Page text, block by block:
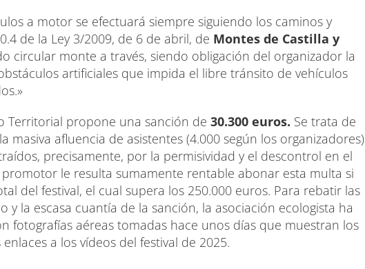
a motor se efectuará siempre siguiendo los caminos y
de la Ley 3/2009, de 6 de abril, de Montes de Castilla y
circular monte a través, siendo obligación del organizador la
artificiales que impida el libre tránsito de vehículos
Territorial propone una sanción de 30.300 euros. Se trata de
masiva afluencia de asistentes (4.000 según los organizadores)
precisamente, por la permisividad y el descontrol en el
le resulta sumamente rentable abonar esta multa si
del festival, el cual supera los 250.000 euros. Para rebatir las
y la escasa cuantía de la sanción, la asociación ecologista ha
fotografías aéreas tomadas hace unos días que muestran los
a los vídeos del festival de 2025.